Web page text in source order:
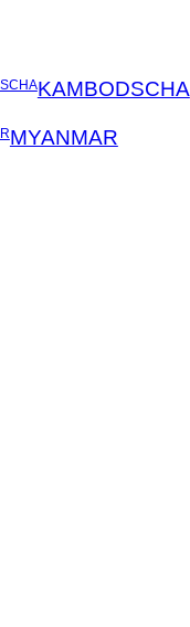
KAMBODSCHA
MYANMAR